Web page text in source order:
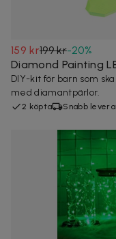
159 kr199 kr-20%
Diamond Painting
DIY-kit för barn som
med diamantpärlor.
2 köpta Snabb